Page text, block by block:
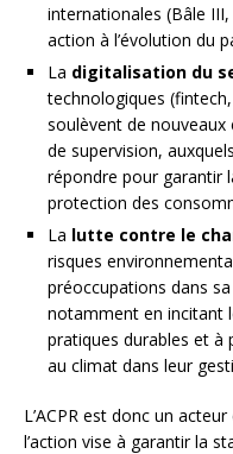
internationales (Bâle
action à l’évolution du
La digitalisation du
technologiques
soulèvent de
de supervision,
répondre pour garantir
protection des
La lutte contre le
risques
préoccupations dans
notamment en incitant
pratiques durables et à
au climat dans leur
L’ACPR est donc un
l’action vise à garantir la